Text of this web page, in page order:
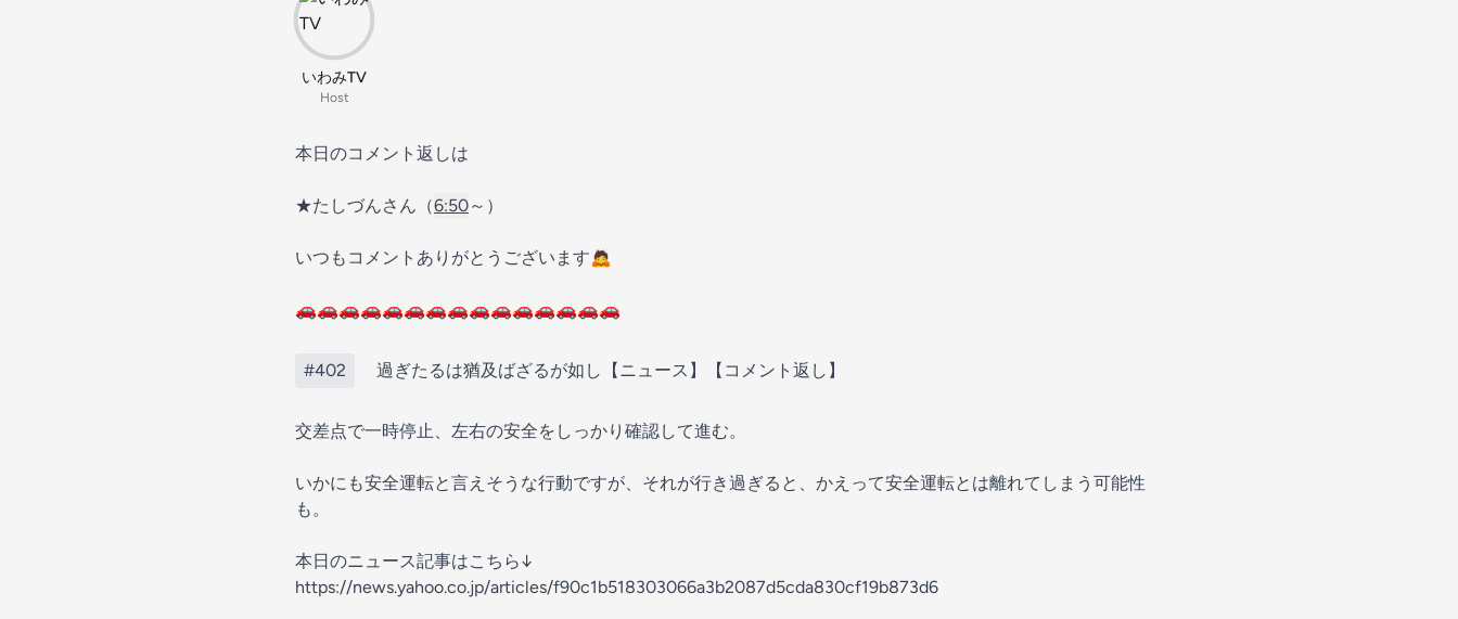
いわみTV
Host
本日のコメント返しは
★たしづんさん（6:50～）
いつもコメントありがとうございます🙇
🚗🚗🚗🚗🚗🚗🚗🚗🚗🚗🚗🚗🚗🚗🚗
#402 過ぎたるは猶及ばざるが如し【ニュース】【コメント返し】
交差点で一時停止、左右の安全をしっかり確認して進む。
いかにも安全運転と言えそうな行動ですが、それが行き過ぎると、かえって安全運転とは離れてしまう可能性
も。
本日のニュース記事はこちら↓
https://news.yahoo.co.jp/articles/f90c1b518303066a3b2087d5cda830cf19b873d6